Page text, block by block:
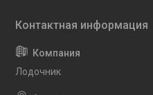
Лодочник